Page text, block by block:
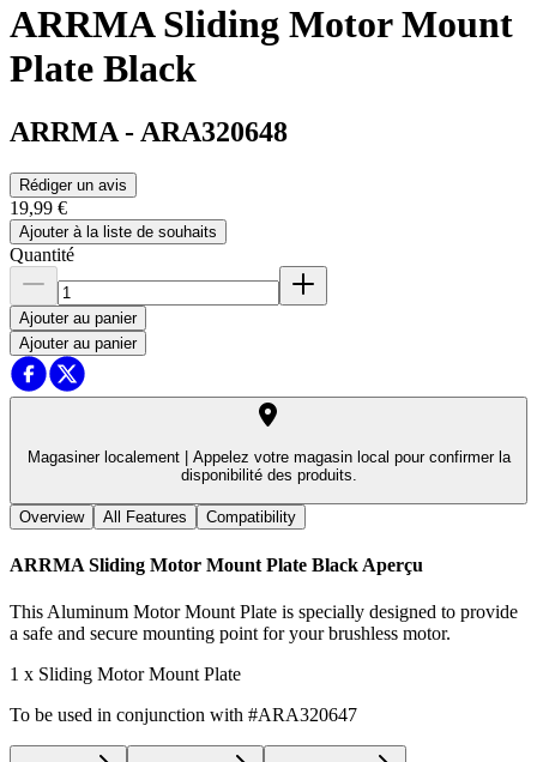
ARRMA Sliding Motor Mount
Plate Black
ARRMA - ARA320648
Rédiger un avis
19,99 €
Ajouter à la liste de souhaits
Quantité
Ajouter au panier
Ajouter au panier
Magasiner localement |
Appelez votre magasin local pour confirmer la
disponibilité des produits.
Overview All Features Compatibility
ARRMA Sliding Motor Mount Plate Black Aperçu
This Aluminum Motor Mount Plate is specially designed to provide
a safe and secure mounting point for your brushless motor.
1 x Sliding Motor Mount Plate
To be used in conjunction with #ARA320647